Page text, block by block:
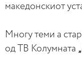
македонскиот
Многу теми а
од ТВ Колумната